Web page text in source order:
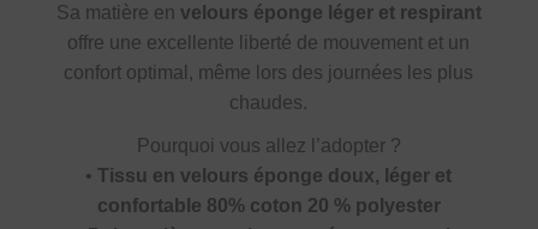
Sa matière en velours éponge léger et respirant
offre une excellente liberté de mouvement et un
confort optimal, même lors des journées les plus
chaudes.
Pourquoi vous allez l’adopter ?
•Tissu en velours éponge doux, léger et
confortable 80% coton 20 % polyester